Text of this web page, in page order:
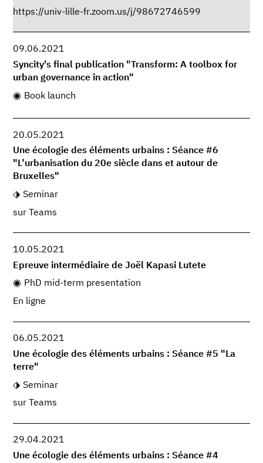
https://univ-lille-fr.zoom.us/j/98672746599
09.06.2021
Syncity's final publication "Transform: A toolbox for
urban governance in action"
Book launch
20.05.2021
Une écologie des éléments urbains : Séance #6
"L’urbanisation du 20e siècle dans et autour de
Bruxelles"
Seminar
sur Teams
10.05.2021
Epreuve intermédiaire de Joël Kapasi Lutete
PhD mid-term presentation
En ligne
06.05.2021
Une écologie des éléments urbains : Séance #5 "La
terre"
Seminar
sur Teams
29.04.2021
Une écologie des éléments urbains : Séance #4